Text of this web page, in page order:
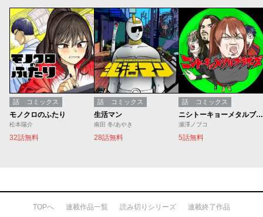
話 コミックス
モノクロのふたり
松本陽介
32話無料
話 コミックス
生活マン
南田 冬/あやき
28話無料
話 コミックス
ニシトーキョーメタルブラザーズ
瀬澤ノブコ
5話無料
TOPへ 連載作品一覧 読み切りシリーズ 連載終了作品